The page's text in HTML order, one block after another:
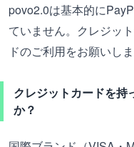
povo2.0は基本的に
ていません。クレジッ
ドのご利用をお願いしま
クレジットカードを
か？